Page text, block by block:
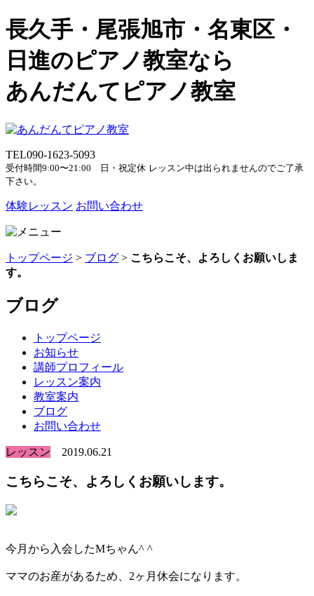
長久手・尾張旭市・名東区・
日進のピアノ教室なら
あんだんてピアノ教室
TEL090-1623-5093
受付時間9:00〜21:00 日・祝定休 レッスン中は出られませんのでご了承
下さい。
体験レッスン お問い合わせ
トップページ > ブログ > こちらこそ、よろしくお願いしま
す。
ブログ
トップページ
お知らせ
講師プロフィール
レッスン案内
教室案内
ブログ
お問い合わせ
レッスン 2019.06.21
こちらこそ、よろしくお願いします。
今月から入会したMちゃん^ ^
ママのお産があるため、2ヶ月休会になります。